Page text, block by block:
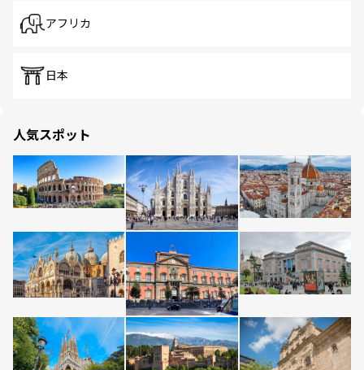
アフリカ
日本
人気スポット